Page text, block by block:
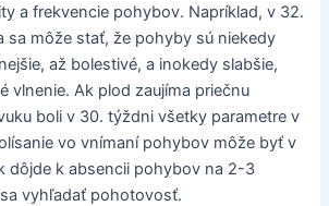
a frekvencie pohybov. Napríklad, v 32.
sa môže stať, že pohyby sú niekedy
až bolestivé, a inokedy slabšie,
vlnenie. Ak plod zaujíma priečnu
boli v 30. týždni všetky parametre v
vo vnímaní pohybov môže byť v
dôjde k absencii pohybov na 2-3
vyhľadať pohotovosť.